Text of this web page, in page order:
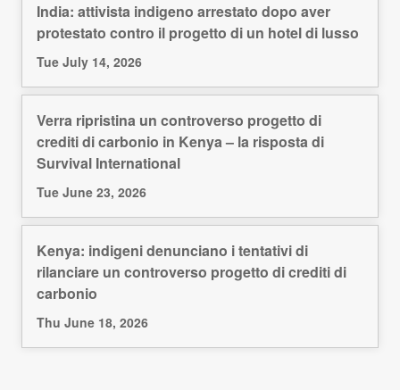
India: attivista indigeno arrestato dopo aver
protestato contro il progetto di un hotel di lusso
Tue July 14, 2026
Verra ripristina un controverso progetto di
crediti di carbonio in Kenya – la risposta di
Survival International
Tue June 23, 2026
Kenya: indigeni denunciano i tentativi di
rilanciare un controverso progetto di crediti di
carbonio
Thu June 18, 2026